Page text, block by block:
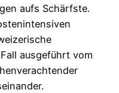
aufs Schärfste.
ausgeführt vom